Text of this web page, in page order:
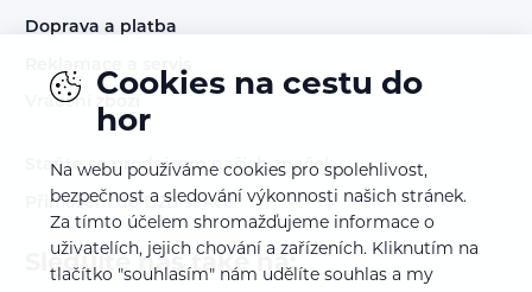
Doprava a platba
Reklamace a servis
Vrácení zboží
Staňte se prodejcem našich značek
Přihlášení do B2B sekce
Sledujte nás také na:
Cookies na cestu do
hor
Na webu používáme cookies pro spolehlivost,
bezpečnost a sledování výkonnosti našich stránek.
Za tímto účelem shromažďujeme informace o
uživatelích, jejich chování a zařízeních. Kliknutím na
tlačítko "souhlasím" nám udělíte souhlas a my